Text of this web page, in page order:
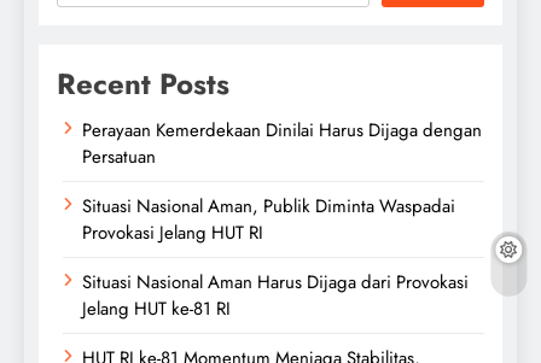
Recent Posts
Perayaan Kemerdekaan Dinilai Harus Dijaga dengan
Persatuan
Situasi Nasional Aman, Publik Diminta Waspadai
Provokasi Jelang HUT RI
Situasi Nasional Aman Harus Dijaga dari Provokasi
Jelang HUT ke-81 RI